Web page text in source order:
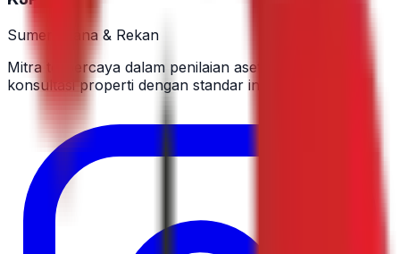
Sumertadana & Rekan
Mitra terpercaya dalam penilaian aset publik dan
konsultasi properti dengan standar internasional